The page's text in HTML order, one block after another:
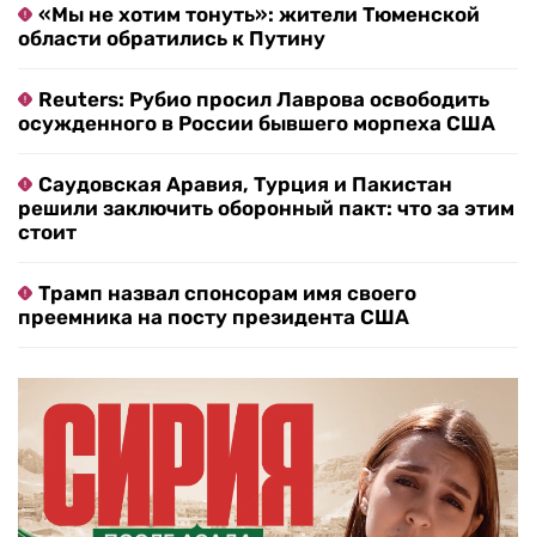
«Мы не хотим тонуть»: жители Тюменской
области обратились к Путину
Reuters: Рубио просил Лаврова освободить
осужденного в России бывшего морпеха США
Саудовская Аравия, Турция и Пакистан
решили заключить оборонный пакт: что за этим
стоит
Трамп назвал спонсорам имя своего
преемника на посту президента США